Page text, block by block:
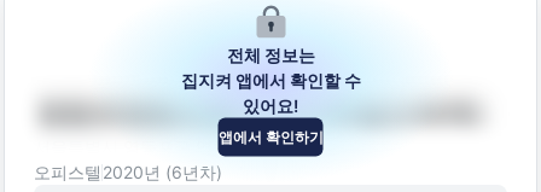
영등포영등포동3가(더위일신세계)
서울특별시 영등포구 영중로8길 15
오피스텔 2020년 (6년차)
전체 정보는
집지켜 앱에서 확인할 수
있어요!
앱에서 확인하기